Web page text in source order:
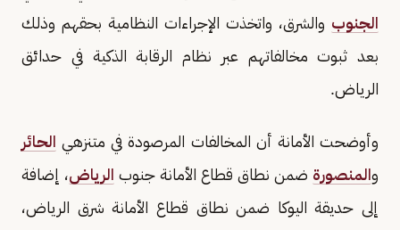
الجنوب والشرق، واتخذت الإجراءات النظامية بحقهم وذلك
بعد ثبوت مخالفاتهم عبر نظام الرقابة الذكية في حدائق
الرياض.
وأوضحت الأمانة أن المخالفات المرصودة في متنزهي الحائر
والمنصورة ضمن نطاق قطاع الأمانة جنوب الرياض، إضافة
إلى حديقة اليوكا ضمن نطاق قطاع الأمانة شرق الرياض،